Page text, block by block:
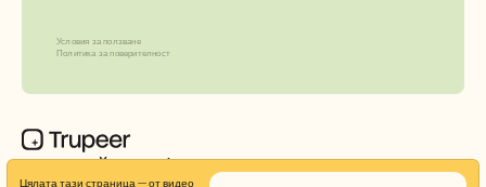
Създавайте професионални демо видеоклипове и
Условия за ползване
Политика за поверителност
Цялата тази страница — от видео